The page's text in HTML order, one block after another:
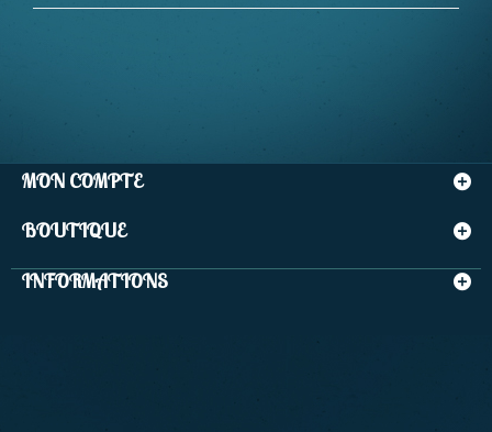
MON COMPTE
BOUTIQUE
INFORMATIONS